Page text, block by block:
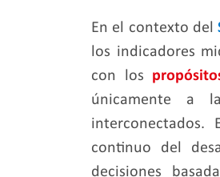
En el contexto del
los indicadores
con los
únicamente a
interconectados.
continuo del
decisiones